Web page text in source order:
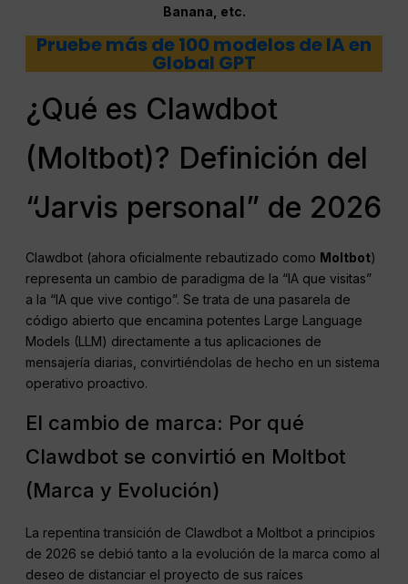
Banana, etc.
Pruebe más de 100 modelos de IA en
Global GPT
¿Qué es Clawdbot
(Moltbot)? Definición del
“Jarvis personal” de 2026
Clawdbot (ahora oficialmente rebautizado como Moltbot)
representa un cambio de paradigma de la “IA que visitas”
a la “IA que vive contigo”. Se trata de una pasarela de
código abierto que encamina potentes Large Language
Models (LLM) directamente a tus aplicaciones de
mensajería diarias, convirtiéndolas de hecho en un sistema
operativo proactivo.
El cambio de marca: Por qué
Clawdbot se convirtió en Moltbot
(Marca y Evolución)
La repentina transición de Clawdbot a Moltbot a principios
de 2026 se debió tanto a la evolución de la marca como al
deseo de distanciar el proyecto de sus raíces